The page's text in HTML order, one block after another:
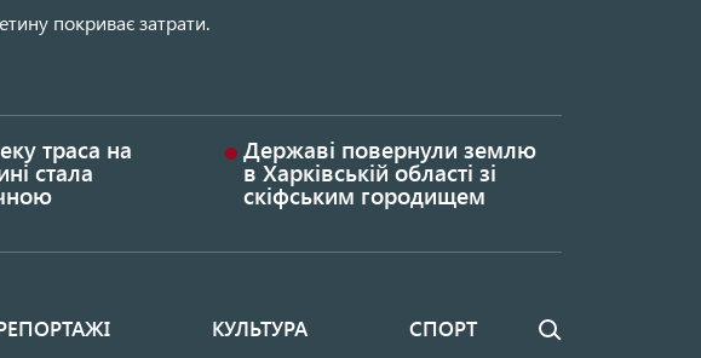
покриває затрати.
траса на
стала
Державі повернули землю
в Харківській області зі
скіфським городищем
КУЛЬТУРА СПОРТ Пошук